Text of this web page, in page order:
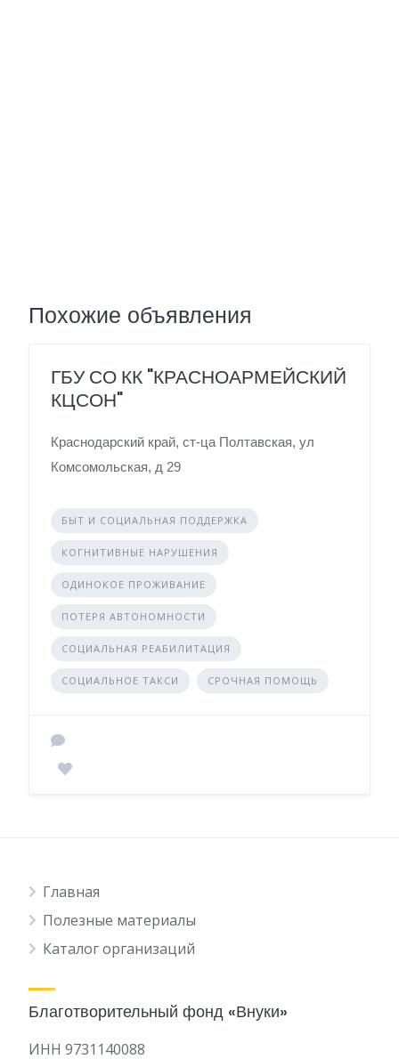
Похожие объявления
ГБУ СО КК "КРАСНОАРМЕЙСКИЙ
КЦСОН"
Краснодарский край, ст-ца Полтавская, ул
Комсомольская, д 29
БЫТ И СОЦИАЛЬНАЯ ПОДДЕРЖКА
КОГНИТИВНЫЕ НАРУШЕНИЯ
ОДИНОКОЕ ПРОЖИВАНИЕ
ПОТЕРЯ АВТОНОМНОСТИ
СОЦИАЛЬНАЯ РЕАБИЛИТАЦИЯ
СОЦИАЛЬНОЕ ТАКСИ СРОЧНАЯ ПОМОЩЬ
Главная
Полезные материалы
Каталог организаций
Благотворительный фонд «Внуки»
ИНН 9731140088